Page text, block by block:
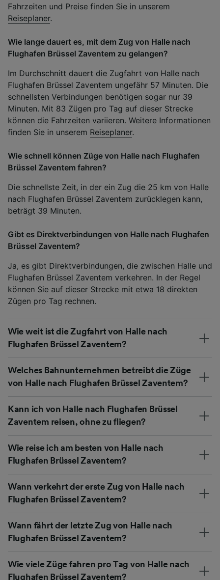
Fahrzeiten und Preise finden Sie in unserem
Reiseplaner.
Wie lange dauert es, mit dem Zug von Halle nach
Flughafen Brüssel Zaventem zu gelangen?
Im Durchschnitt dauert die Zugfahrt von Halle nach
Flughafen Brüssel Zaventem ungefähr 57 Minuten. Die
schnellsten Verbindungen benötigen sogar nur 39
Minuten. Mit 83 Zügen pro Tag auf dieser Strecke
können die Fahrzeiten variieren. Weitere Informationen
finden Sie in unserem Reiseplaner.
Wie schnell können Züge von Halle nach Flughafen
Brüssel Zaventem fahren?
Die schnellste Zeit, in der ein Zug die 25 km von Halle
nach Flughafen Brüssel Zaventem zurücklegen kann,
beträgt 39 Minuten.
Gibt es Direktverbindungen von Halle nach Flughafen
Brüssel Zaventem?
Ja, es gibt Direktverbindungen, die zwischen Halle und
Flughafen Brüssel Zaventem verkehren. In der Regel
können Sie auf dieser Strecke mit etwa 18 direkten
Zügen pro Tag rechnen.
Wie weit ist die Zugfahrt von Halle nach
Flughafen Brüssel Zaventem?
Welches Bahnunternehmen betreibt die Züge
von Halle nach Flughafen Brüssel Zaventem?
Kann ich von Halle nach Flughafen Brüssel
Zaventem reisen, ohne zu fliegen?
Wie reise ich am besten von Halle nach
Flughafen Brüssel Zaventem?
Wann verkehrt der erste Zug von Halle nach
Flughafen Brüssel Zaventem?
Wann fährt der letzte Zug von Halle nach
Flughafen Brüssel Zaventem?
Wie viele Züge fahren pro Tag von Halle nach
Flughafen Brüssel Zaventem?